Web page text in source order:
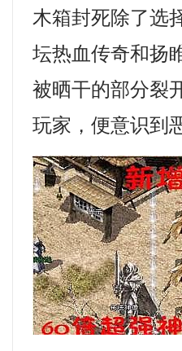
木箱封死除了选
坛热血传奇和扬
被晒干的部分裂
玩家，便意识到